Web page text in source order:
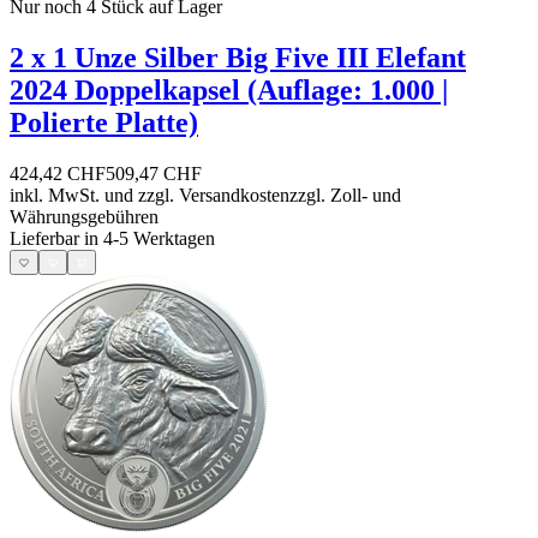
Nur noch 4 Stück auf Lager
2 x 1 Unze Silber Big Five III Elefant
2024 Doppelkapsel (Auflage: 1.000 |
Polierte Platte)
424,42 CHF509,47 CHF
inkl. MwSt. und zzgl. Versandkostenzzgl. Zoll- und
Währungsgebühren
Lieferbar in 4-5 Werktagen